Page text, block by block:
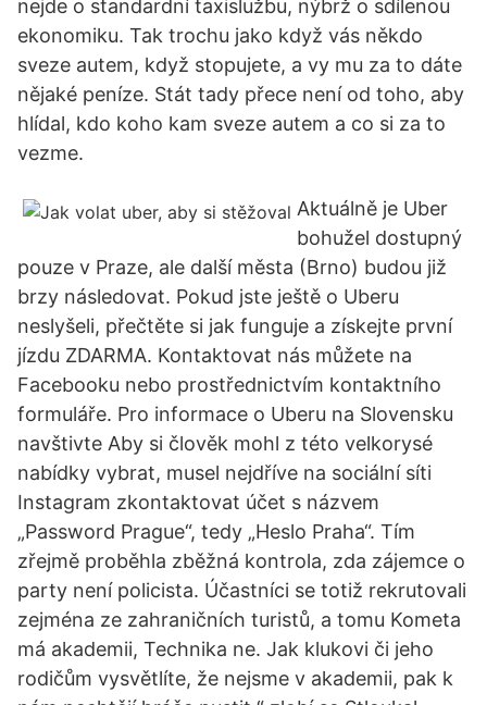
nejde o standardní taxislužbu, nýbrž o sdílenou
ekonomiku. Tak trochu jako když vás někdo
sveze autem, když stopujete, a vy mu za to dáte
nějaké peníze. Stát tady přece není od toho, aby
hlídal, kdo koho kam sveze autem a co si za to
vezme.
Aktuálně je Uber
bohužel dostupný
pouze v Praze, ale další města (Brno) budou již
brzy následovat. Pokud jste ještě o Uberu
neslyšeli, přečtěte si jak funguje a získejte první
jízdu ZDARMA. Kontaktovat nás můžete na
Facebooku nebo prostřednictvím kontaktního
formuláře. Pro informace o Uberu na Slovensku
navštivte Aby si člověk mohl z této velkorysé
nabídky vybrat, musel nejdříve na sociální síti
Instagram zkontaktovat účet s názvem
„Password Prague“, tedy „Heslo Praha“. Tím
zřejmě proběhla zběžná kontrola, zda zájemce o
party není policista. Účastníci se totiž rekrutovali
zejména ze zahraničních turistů, a tomu Kometa
má akademii, Technika ne. Jak klukovi či jeho
rodičům vysvětlíte, že nejsme v akademii, pak k